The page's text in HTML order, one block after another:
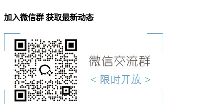
加入微信群 获取最新动态